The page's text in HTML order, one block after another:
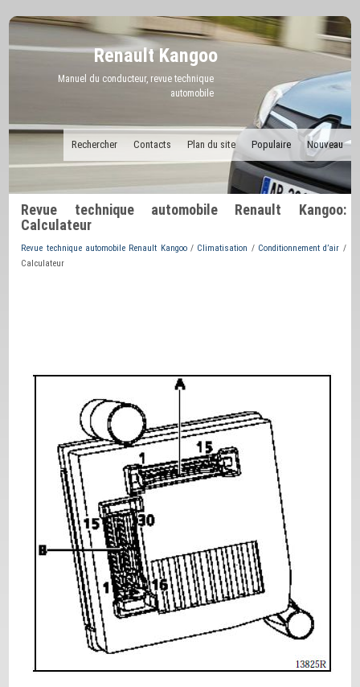
Renault Kangoo
Manuel du conducteur, revue technique
automobile
Nouveau
Populaire
Plan du site
Contacts
Rechercher
Revue technique automobile Renault Kangoo:
Calculateur
Revue technique automobile Renault Kangoo/ Climatisation / Conditionnement d’air /
Calculateur